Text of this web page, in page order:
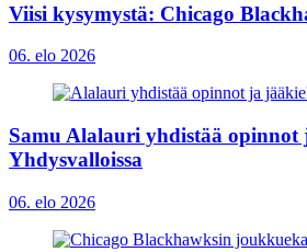
Viisi kysymystä: Chicago
06. elo 2026
Samu Alalauri yhdistää opinnot
Yhdysvalloissa
06. elo 2026